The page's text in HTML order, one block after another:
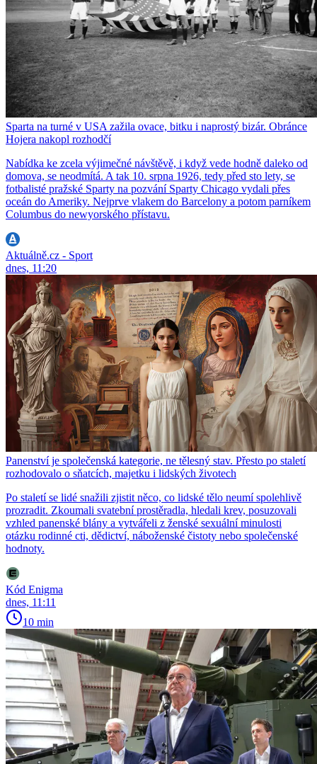
Sparta na turné v USA zažila ovace, bitku i naprostý bizár. Obránce
Hojera nakopl rozhodčí
Nabídka ke zcela výjimečné návštěvě, i když vede hodně daleko od
domova, se neodmítá. A tak 10. srpna 1926, tedy před sto lety, se
fotbalisté pražské Sparty na pozvání Sparty Chicago vydali přes
oceán do Ameriky. Nejprve vlakem do Barcelony a potom parníkem
Columbus do newyorského přístavu.
Aktuálně.cz - Sport
dnes, 11:20
Panenství je společenská kategorie, ne tělesný stav. Přesto po staletí
rozhodovalo o sňatcích, majetku i lidských životech
Po staletí se lidé snažili zjistit něco, co lidské tělo neumí spolehlivě
prozradit. Zkoumali svatební prostěradla, hledali krev, posuzovali
vzhled panenské blány a vytvářeli z ženské sexuální minulosti
otázku rodinné cti, dědictví, náboženské čistoty nebo společenské
hodnoty.
Kód Enigma
dnes, 11:11
10 min